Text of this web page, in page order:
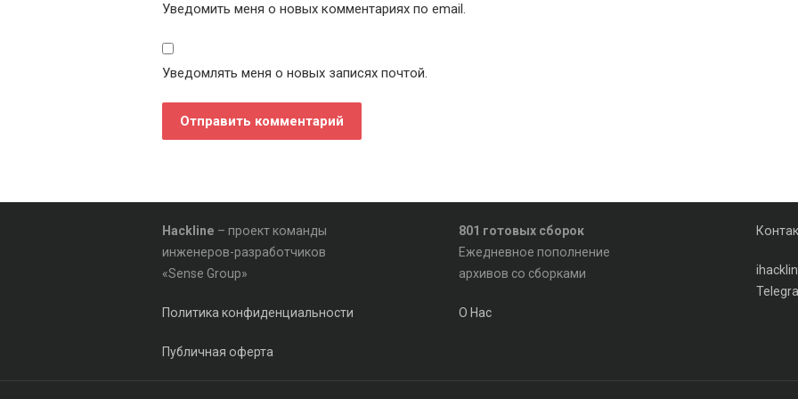
Уведомить меня о новых комментариях по email.
Уведомлять меня о новых записях почтой.
Hackline – проект команды
инженеров-разработчиков
«Sense Group»
Политика конфиденциальности
Публичная оферта
801 готовых сборок
Ежедневное пополнение
архивов со сборками
О Нас